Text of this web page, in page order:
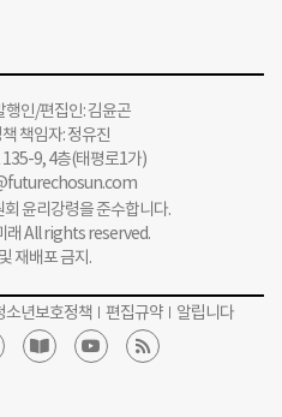
인/편집인: 김윤곤
책임자: 정유진
135-9, 4층(태평로1가)
윤리강령을 준수합니다.
All rights reserved.
재배포 금지.
소년보호정책 편집규약 알립니다